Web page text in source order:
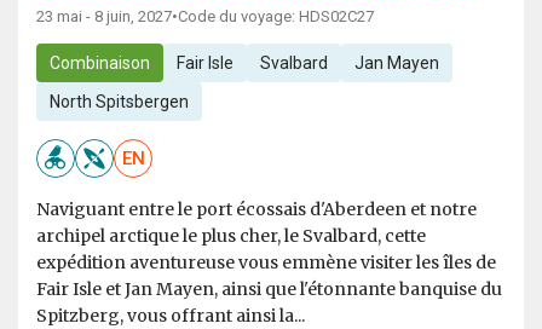
23 mai - 8 juin, 2027•Code du voyage: HDS02C27
Combinaison Fair Isle Svalbard Jan Mayen
North Spitsbergen
EN
Naviguant entre le port écossais d'Aberdeen et notre
archipel arctique le plus cher, le Svalbard, cette
expédition aventureuse vous emmène visiter les îles de
Fair Isle et Jan Mayen, ainsi que l'étonnante banquise du
Spitzberg, vous offrant ainsi la...